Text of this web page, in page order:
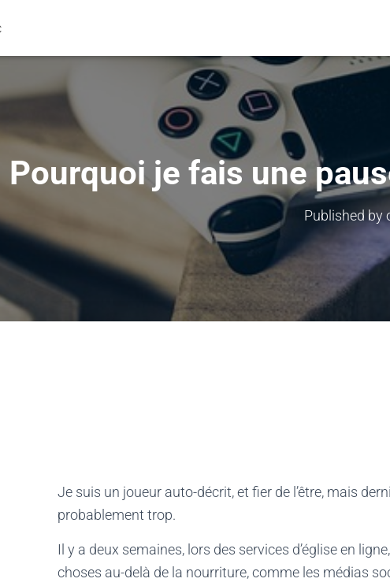
Pourquoi je fais une
Published by
Je suis un joueur auto-décrit, et fier de l’être, mais
probablement trop.
Il y a deux semaines, lors des services d’église en
choses au-delà de la nourriture, comme les médias